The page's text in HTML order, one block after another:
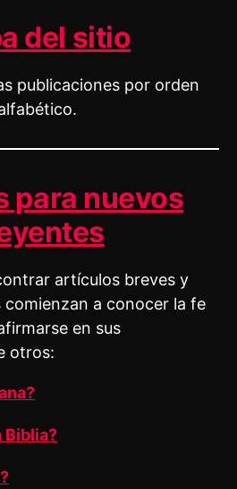
del sitio
publicaciones por orden
para nuevos
artículos breves y
comienzan a conocer la fe
en sus
otros:
Biblia?